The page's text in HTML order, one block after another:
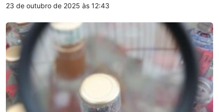
23 de outubro de 2025 às 12:43